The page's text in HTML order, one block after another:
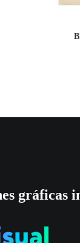
gráficas